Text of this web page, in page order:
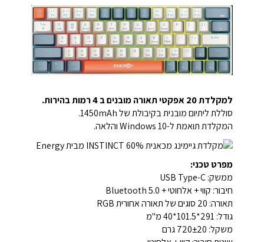
למקלדת 20 אפקטי תאורה מובנים ב 4 רמות בהירות.
סוללת ליתיום מובנית בקיבולת של 1450mAh.
המקלדת תואמת ל-Windows 10 והלאה.
מפרט טכני:
ממשק: USB Type-C
חיבור: קווי + אלחוטי + Bluetooth 5.0
תאורה: 20 סוגים של תאורה אחורית RGB
גודל: 291*101.5*40 מ"מ
משקל: 720±20 גרם